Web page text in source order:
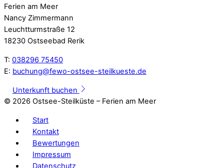
Ferien am Meer
Nancy Zimmermann
Leuchtturmstraße 12
18230 Ostseebad Rerik
T: 038296 75450
E: buchung@fewo-ostsee-steilkueste.de
Unterkunft buchen
© 2026 Ostsee-Steilküste – Ferien am Meer
Start
Kontakt
Bewertungen
Impressum
Datenschutz